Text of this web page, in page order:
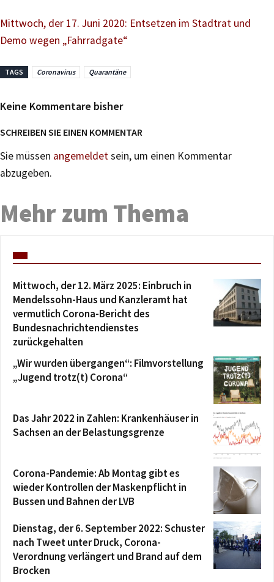
Mittwoch, der 17. Juni 2020: Entsetzen im Stadtrat und
Demo wegen „Fahrradgate“
TAGS Coronavirus Quarantäne
Keine Kommentare bisher
SCHREIBEN SIE EINEN KOMMENTAR
Sie müssen angemeldetsein, um einen Kommentar
abzugeben.
Mehr zum Thema
Mittwoch, der 12. März 2025: Einbruch in
Mendelssohn-Haus und Kanzleramt hat
vermutlich Corona-Bericht des
Bundesnachrichtendienstes
zurückgehalten
„Wir wurden übergangen“: Filmvorstellung
„Jugend trotz(t) Corona“
Das Jahr 2022 in Zahlen: Krankenhäuser in
Sachsen an der Belastungsgrenze
Corona-Pandemie: Ab Montag gibt es
wieder Kontrollen der Maskenpflicht in
Bussen und Bahnen der LVB
Dienstag, der 6. September 2022: Schuster
nach Tweet unter Druck, Corona-
Verordnung verlängert und Brand auf dem
Brocken